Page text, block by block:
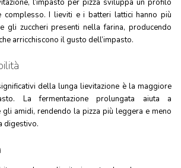
l’impasto per pizza sviluppa un profilo
complesso. I lieviti e i batteri lattici hanno più
gli zuccheri presenti nella farina, producendo
arricchiscono il gusto dell’impasto.
della lunga lievitazione è la maggiore
La fermentazione prolungata aiuta a
amidi, rendendo la pizza più leggera e meno
digestivo.